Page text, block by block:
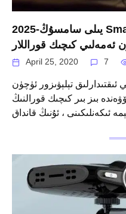
2025-يىلى سامسۇڭ Smart TV نىڭ ھەر خىل
ئەمەلىي كىچىك قوراللار
April 25, 2020 7
تېلېۋىزور ئۈچۈن
بىز بىر كىچىك قورالنىڭ
ئىكەنلىكىنى ، ئۇنىڭ قانداق